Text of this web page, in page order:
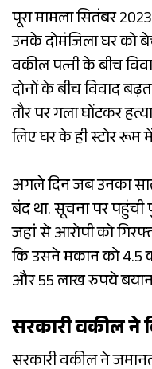
पूरा मामला सितंबर
उनके दोमंजिला घर को
वकील पत्नी के बीच
दोनों के बीच विवाद
तौर पर गला घोंटकर
लिए घर के ही स्टोर रूम
अगले दिन जब उनका
बंद था. सूचना पर पहुंची
जहां से आरोपी को
कि उसने मकान को 4.5
और 55 लाख रुपये
सरकारी वकील ने
सरकारी वकील ने